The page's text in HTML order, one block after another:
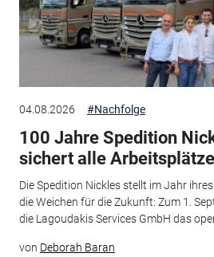
04.08.2026 #Nachfolge
100 Jahre Spedition
sichert alle Arbeitsplätze
Die Spedition Nickles stellt im Jahr
die Weichen für die Zukunft: Zum 1.
die Lagoudakis Services GmbH das
von Deborah Baran